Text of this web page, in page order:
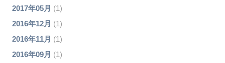
2017年05月 (1)
2016年12月 (1)
2016年11月 (1)
2016年09月 (1)